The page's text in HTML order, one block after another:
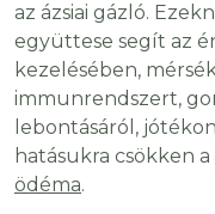
az ázsiai gázló.
együttese segít az
kezelésében,
immunrendszert,
lebontásáról,
hatásukra csökken
ödéma.